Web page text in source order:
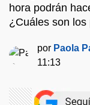
hora podrán
¿Cuáles son los
por Paola
11:13